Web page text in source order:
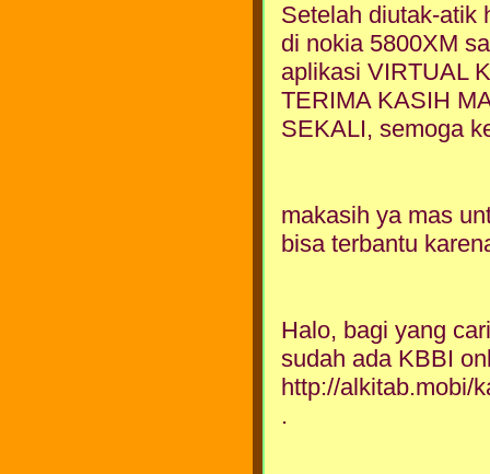
Setelah diutak-atik
di nokia 5800XM
aplikasi VIRTUAL
TERIMA KASIH
SEKALI, semoga
makasih ya mas
bisa terbantu
Halo, bagi yang
sudah ada KBBI
http://alkitab.mobi/
.